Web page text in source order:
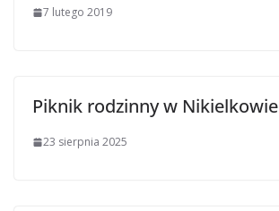
7 lutego 2019
Piknik rodzinny w Nikielkowie
23 sierpnia 2025